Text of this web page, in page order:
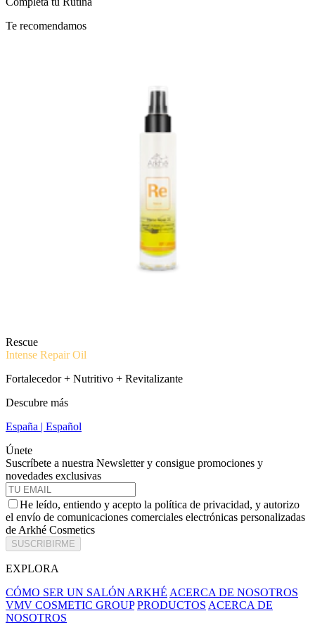
Te recomendamos
Rescue
Intense Repair Oil
Fortalecedor + Nutritivo + Revitalizante
Descubre más
España | Español
Únete
Suscríbete a nuestra Newsletter y consigue promociones y
novedades exclusivas
He leído, entiendo y acepto la política de privacidad, y autorizo
el envío de comunicaciones comerciales electrónicas personalizadas
de Arkhé Cosmetics
SUSCRIBIRME
EXPLORA
CÓMO SER UN SALÓN ARKHÉ ACERCA DE NOSOTROS
VMV COSMETIC GROUP PRODUCTOS ACERCA DE
NOSOTROS